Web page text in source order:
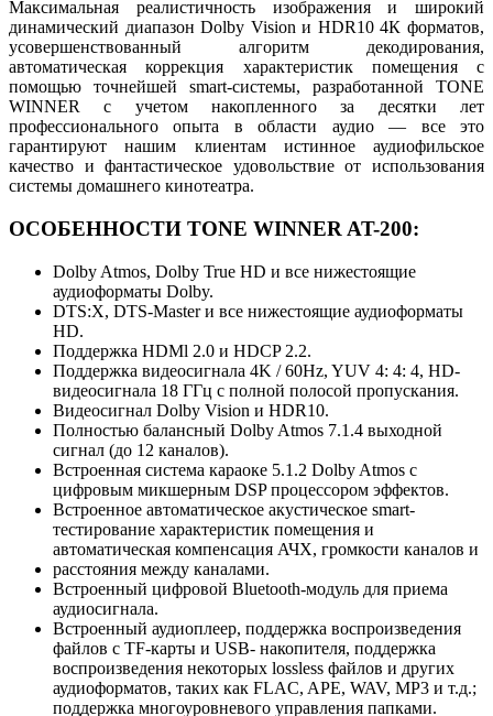
Максимальная реалистичность изображения и широкий
динамический диапазон Dolby Vision и HDR10 4К форматов,
усовершенствованный алгоритм декодирования,
автоматическая коррекция характеристик помещения с
помощью точнейшей smart-системы, разработанной TONE
WINNER с учетом накопленного за десятки лет
профессионального опыта в области аудио — все это
гарантируют нашим клиентам истинное аудиофильское
качество и фантастическое удовольствие от использования
системы домашнего кинотеатра.
ОСОБЕННОСТИ TONE WINNER AT-200:
Dolby Atmos, Dolby True HD и все нижестоящие
аудиоформаты Dolby.
DTS:X, DTS-Master и все нижестоящие аудиоформаты
HD.
Поддержка HDMl 2.0 и HDCP 2.2.
Поддержка видеосигнала 4K / 60Hz, YUV 4: 4: 4, HD-
видеосигнала 18 ГГц с полной полосой пропускания.
Видеосигнал Dolby Vision и HDR10.
Полностью балансный Dolby Atmos 7.1.4 выходной
сигнал (до 12 каналов).
Встроенная система караоке 5.1.2 Dolby Atmos с
цифровым микшерным DSP процессором эффектов.
Встроенное автоматическое акустическое smart-
тестирование характеристик помещения и
автоматическая компенсация АЧХ, громкости каналов и
расстояния между каналами.
Встроенный цифровой Bluetooth-модуль для приема
аудиосигнала.
Встроенный аудиоплеер, поддержка воспроизведения
файлов с TF-карты и USB- накопителя, поддержка
воспроизведения некоторых lossless файлов и других
аудиоформатов, таких как FLAC, APE, WAV, MP3 и т.д.;
поддержка многоуровневого управления папками.